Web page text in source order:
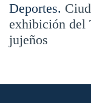
Deportes.
exhibición del
jujeños